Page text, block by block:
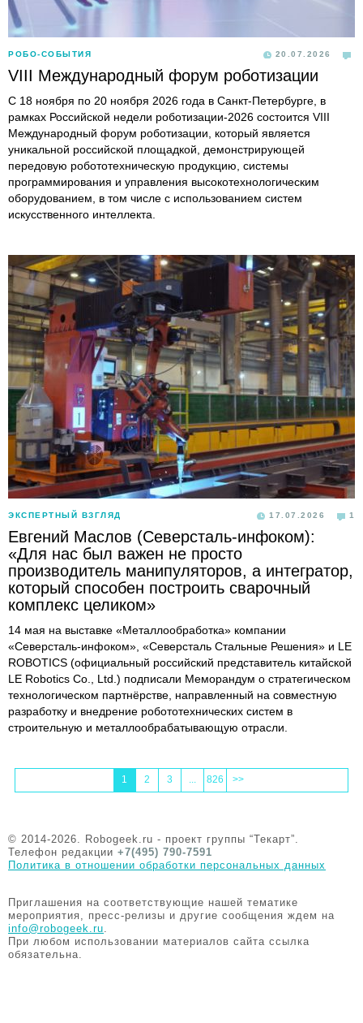
РОБО-СОБЫТИЯ 20.07.2026
VIII Международный форум роботизации
С 18 ноября по 20 ноября 2026 года в Санкт-Петербурге, в
рамках Российской недели роботизации-2026 состоится VIII
Международный форум роботизации, который является
уникальной российской площадкой, демонстрирующей
передовую робототехническую продукцию, системы
программирования и управления высокотехнологическим
оборудованием, в том числе с использованием систем
искусственного интеллекта.
ЭКСПЕРТНЫЙ ВЗГЛЯД 17.07.2026 1
Евгений Маслов (Северсталь-инфоком):
«Для нас был важен не просто
производитель манипуляторов, а интегратор,
который способен построить сварочный
комплекс целиком»
14 мая на выставке «Металлообработка» компании
«Северсталь-инфоком», «Северсталь Стальные Решения» и LE
ROBOTICS (официальный российский представитель китайской
LE Robotics Co., Ltd.) подписали Меморандум о стратегическом
технологическом партнёрстве, направленный на совместную
разработку и внедрение робототехнических систем в
строительную и металлообрабатывающую отрасли.
1 2 3 ... 826 >>
© 2014-2026. Robogeek.ru - проект группы “Текарт”.
Телефон редакции +7(495) 790-7591
Политика в отношении обработки персональных данных
Приглашения на соответствующие нашей тематике
мероприятия, пресс-релизы и другие сообщения ждем на
info@robogeek.ru.
При любом использовании материалов сайта ссылка
обязательна.